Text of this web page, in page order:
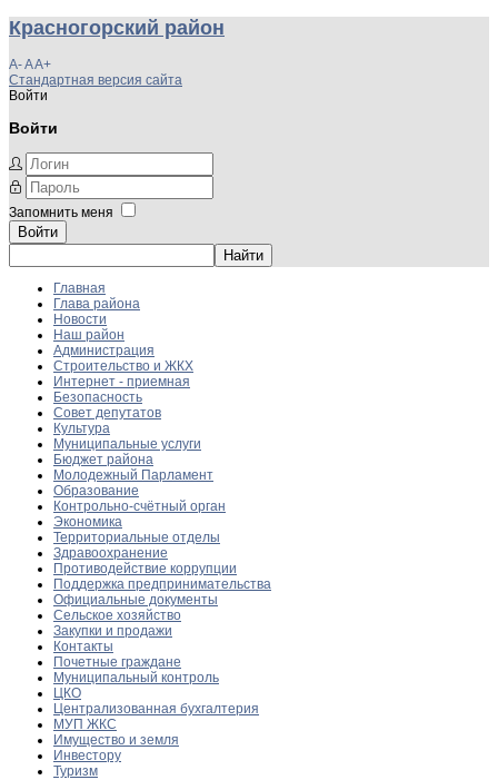
Красногорский район
A-AA+
Стандартная версия сайта
Войти
Войти
Запомнить меня
Войти
Главная
Глава района
Новости
Наш район
Администрация
Строительство и ЖКХ
Интернет - приемная
Безопасность
Совет депутатов
Культура
Муниципальные услуги
Бюджет района
Молодежный Парламент
Образование
Контрольно-счётный орган
Экономика
Территориальные отделы
Здравоохранение
Противодействие коррупции
Поддержка предпринимательства
Официальные документы
Сельское хозяйство
Закупки и продажи
Контакты
Почетные граждане
Муниципальный контроль
ЦКО
Централизованная бухгалтерия
МУП ЖКС
Имущество и земля
Инвестору
Туризм